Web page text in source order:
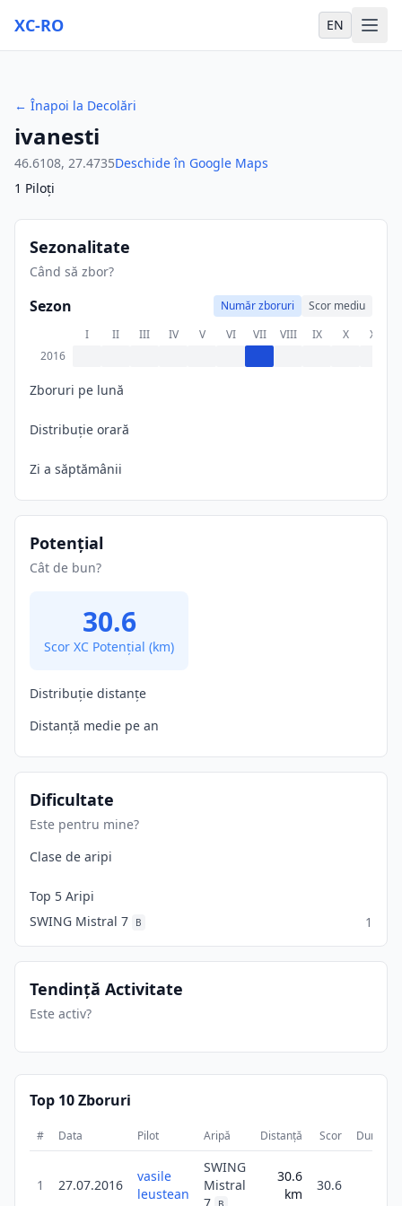
XC-RO EN
← Înapoi la Decolări
ivanesti
46.6108, 27.4735Deschide în Google Maps
1 Piloți
Sezonalitate
Când să zbor?
Sezon Număr zboruri
Scor mediu
I
II III IV V VI VII VIII IX X XI
2016
Zboruri pe lună
Distribuție orară
Zi a săptămânii
Potențial
Cât de bun?
30.6
Scor XC Potențial (km)
Distribuție distanțe
Distanță medie pe an
Dificultate
Este pentru mine?
Clase de aripi
Top 5 Aripi
SWING Mistral 7
B 1
Tendință Activitate
Este activ?
Top 10 Zboruri
# Data Pilot Aripă Distanță Scor Durată
1 27.07.2016
vasile
leustean
SWING
Mistral
30.6
km
30.6